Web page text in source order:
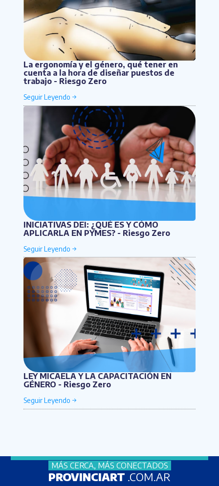
La ergonomía y el género, qué tener en
cuenta a la hora de diseñar puestos de
trabajo - Riesgo Zero
INICIATIVAS DEI: ¿QUÉ ES Y CÓMO
APLICARLA EN PYMES? - Riesgo Zero
LEY MICAELA Y LA CAPACITACIÓN EN
GÉNERO - Riesgo Zero
MÁS CERCA, MÁS CONECTADOS
PROVINCIART .COM.AR